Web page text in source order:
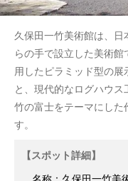
久保田一竹美術館は、日
らの手で設立した美術
用したピラミッド型の
と、現代的なログハウ
竹の富士をテーマにした
す。
【スポット詳細】
名称：久保田一竹美